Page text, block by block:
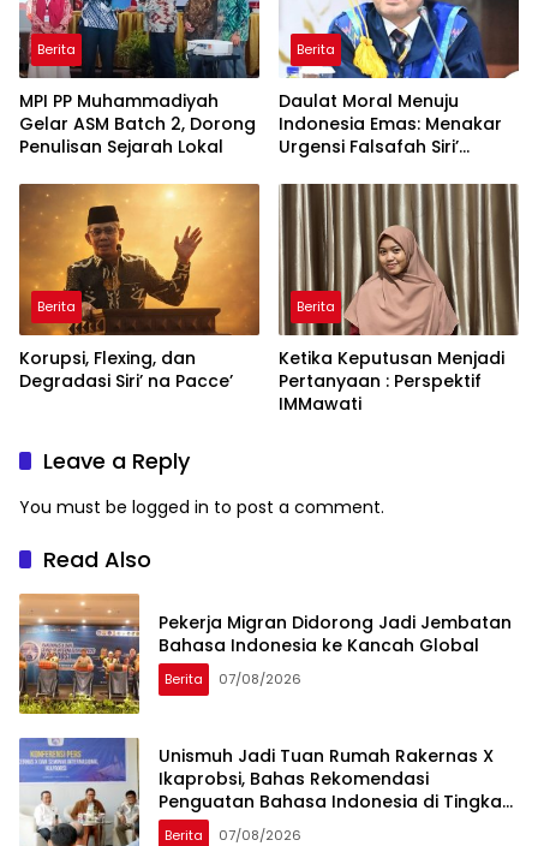
Berita
MPI PP Muhammadiyah
Gelar ASM Batch 2, Dorong
Penulisan Sejarah Lokal
Berita
Daulat Moral Menuju
Indonesia Emas: Menakar
Urgensi Falsafah Siri’
Ancaman Kleptokrasi
Berita
Korupsi, Flexing, dan
Degradasi Siri’ na Pacce’
Berita
Ketika Keputusan Menjadi
Pertanyaan : Perspektif
IMMawati
Leave a Reply
You must be logged in to post a comment.
Read Also
Pekerja Migran Didorong Jadi Jembatan
Bahasa Indonesia ke Kancah Global
Berita 07/08/2026
Unismuh Jadi Tuan Rumah Rakernas X
Ikaprobsi, Bahas Rekomendasi
Penguatan Bahasa Indonesia di Tingkat
Global
Berita 07/08/2026